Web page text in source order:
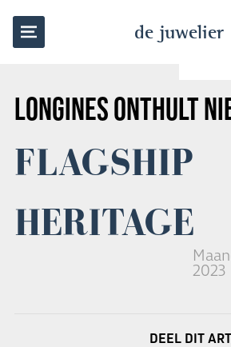
de juwelier
LONGINES ONTHULT
FLAGSHIP
HERITAGE
2023
TERUG NAAR OVERZICHT
DEEL DIT